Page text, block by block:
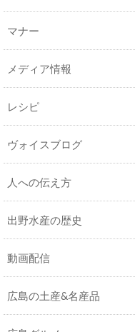
マナー
メディア情報
レシピ
ヴォイスブログ
人への伝え方
出野水産の歴史
動画配信
広島の土産&名産品